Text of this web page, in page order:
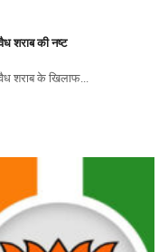
शराब की नष्ट
शराब के खिलाफ...